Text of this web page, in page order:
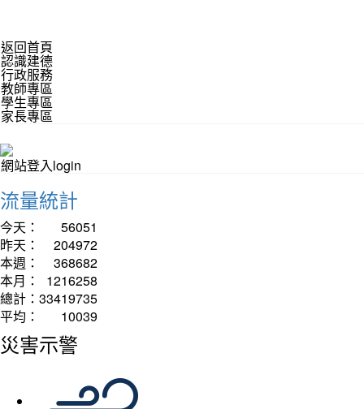
返回首頁
認識建德
行政服務
教師專區
學生專區
家長專區
網站登入login
流量統計
今天：
56051
昨天：
204972
本週：
368682
本月：
1216258
總計： 33419735
平均：
10039
災害示警